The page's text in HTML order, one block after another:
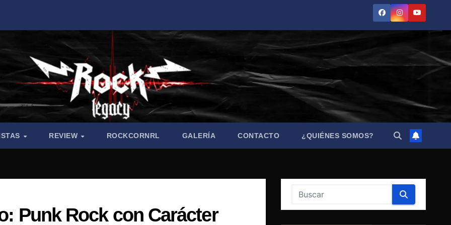
REVIEW ROCKCORNRL GALERÍA CONTACTO ¿QUIÉNES SOMOS?
Punk Rock con Carácter